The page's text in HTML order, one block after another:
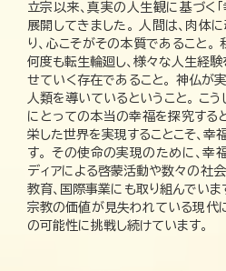
立宗以来、真実の人生観に基づく
展開してきました。 人間は、肉体
り、心こそがその本質であること。
何度も転生輪廻し、様々な人生経
せていく存在であること。 神仏が
人類を導いているということ。 こ
にとっての本当の幸福を探究する
栄した世界を実現することこそ、
す。 その使命の実現のために、幸
ディアによる啓蒙活動や数々の社
教育、国際事業にも取り組んでいま
宗教の価値が見失われている現代
の可能性に挑戦し続けています。